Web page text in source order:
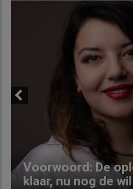
Voorwoord: De
klaar, nu nog de wil